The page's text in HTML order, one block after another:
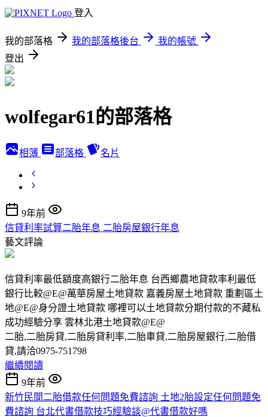
登入
我的部落格 我的部落格後台
我的帳號
登出
wolfegar61的部落格
相簿 部落格 名片
9年前
信貸利率試算二胎年息 二胎房屋銀行年息
藝文評論
信貸利率最低額度高銀行二胎年息 台西鄉農地貸款率利最低
銀行比較@E@萬華房屋土地貸款 嘉義房屋土地貸款 重劃區土
地@E@身分證土地貸款 哪裡可以土地貸款分期付款的不藏私
成功經驗分享 雲林北港土地貸款@E@
二胎,二胎房貸,二胎房貸利率,二胎車貸,二胎房屋銀行,二胎借
貸,請洽0975-751798
繼續閱讀
9年前
新竹民間二胎借款任何問題免費諮詢 土地2胎設定任何問題免
費諮詢 台北代書借款技巧經驗談@代書借款好嗎